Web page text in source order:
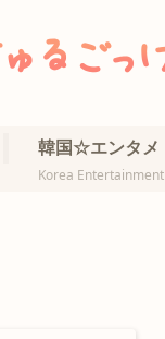
韓国☆エンタメ
Korea Entertainment